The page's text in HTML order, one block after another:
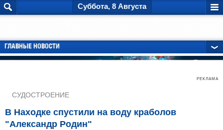
Суббота, 8 Августа
ГЛАВНЫЕ НОВОСТИ
РЕКЛАМА
СУДОСТРОЕНИЕ
В Находке спустили на воду краболов
"Александр Родин"